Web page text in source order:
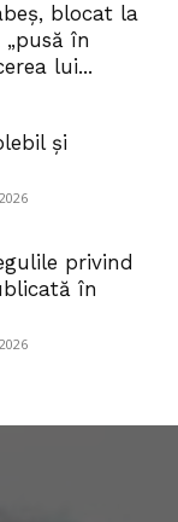
blocat la
„pusă în
lui...
și
privind
în